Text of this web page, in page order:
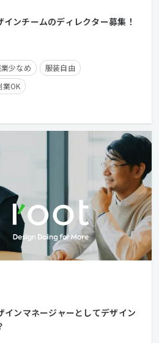
ンチームのディレクター募集！
少なめ
服装自由
業OK
有り
在宅勤務可
インマネージャーとしてデザイン